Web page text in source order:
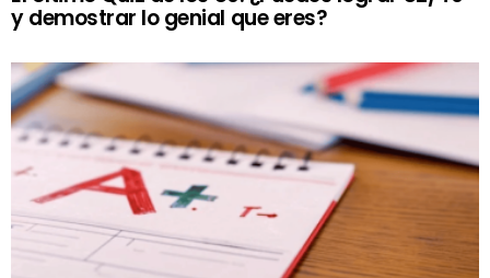
y demostrar lo genial que eres?